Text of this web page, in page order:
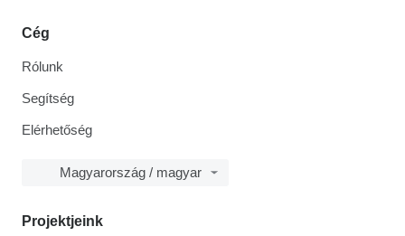
Cég
Rólunk
Segítség
Elérhetőség
Magyarország / magyar
Projektjeink